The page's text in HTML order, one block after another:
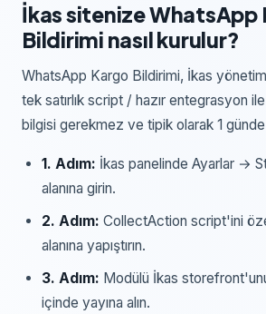
İkassitenizeWhatsApp
Bildirimi nasıl kurulur?
WhatsApp Kargo Bildirimi, İkas
tek satırlık script / hazır entegrasyon
bilgisi gerekmez ve tipik olarak 1 günde
1. Adım: İkas panelinde Ayarlar →
alanına girin.
2. Adım: CollectAction script'ini
alanına yapıştırın.
3. Adım: Modülü İkas
içinde yayına alın.